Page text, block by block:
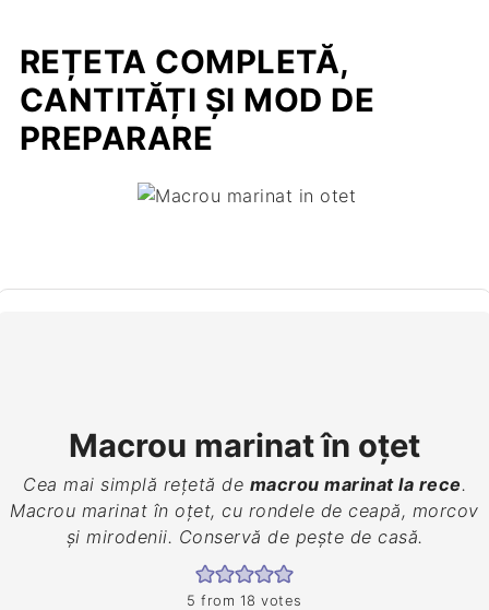
REȚETA COMPLETĂ,
CANTITĂȚI ȘI MOD DE
PREPARARE
Macrou marinat în oțet
Cea mai simplă rețetă de macrou marinat la rece.
Macrou marinat în oțet, cu rondele de ceapă, morcov
și mirodenii. Conservă de pește de casă.
5 from 18 votes